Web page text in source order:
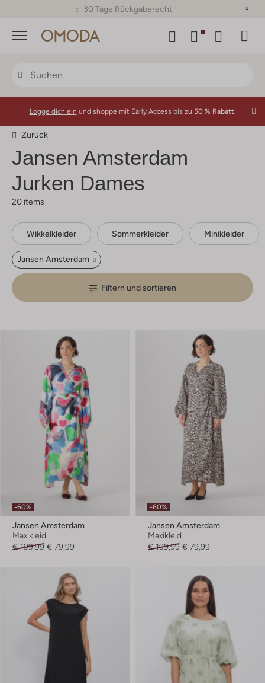
30 Tage Rückgaberecht
Menü
Logge dich ein und shoppe mit Early Access bis zu 50 % Rabatt.
Zurück
Jansen Amsterdam
Jurken Dames
20 items
Wikkelkleider Sommerkleider Minikleider
Jansen Amsterdam
Filtern und sortieren
-60%
Jansen Amsterdam
Maxikleid
€ 199,99 € 79,99
-60%
Jansen Amsterdam
Maxikleid
€ 199,99 € 79,99